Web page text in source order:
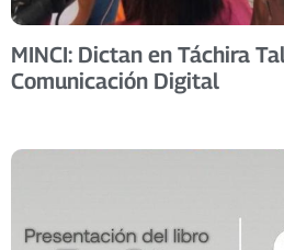
MINCI: Dictan en Táchira
Comunicación Digital